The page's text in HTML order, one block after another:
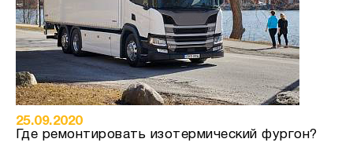
25.09.2020
Где ремонтировать изотермический фургон?